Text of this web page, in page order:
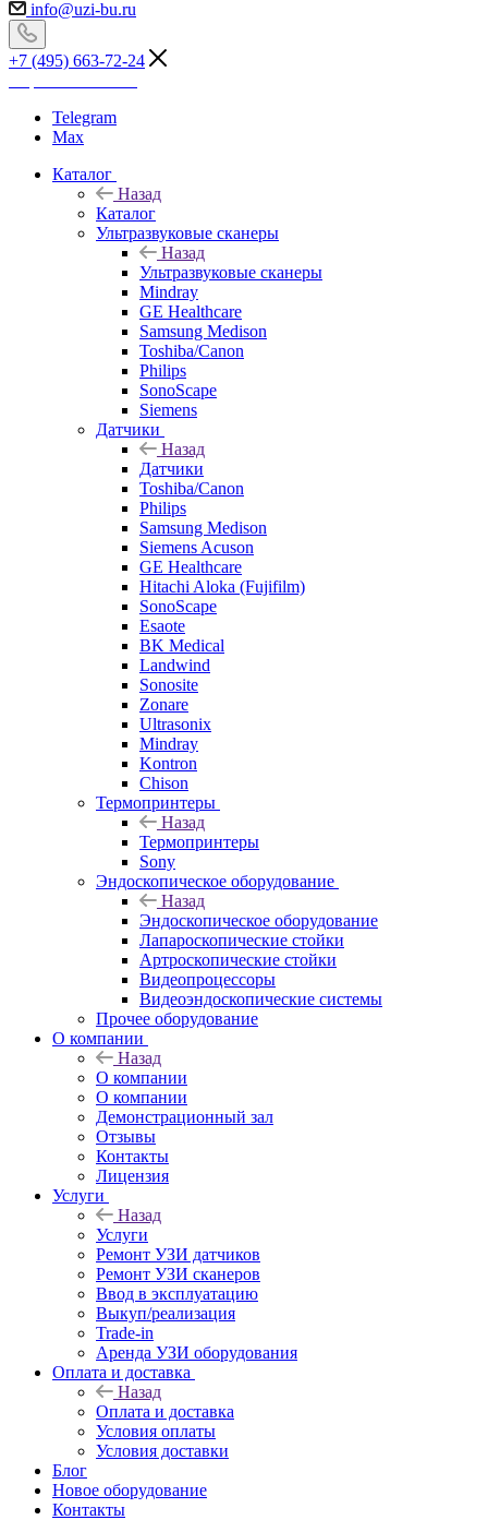
info@uzi-bu.ru
+7 (495) 663-72-24
Telegram
Max
Каталог
Назад
Каталог
Ультразвуковые сканеры
Назад
Ультразвуковые сканеры
Mindray
GE Healthcare
Samsung Medison
Toshiba/Canon
Philips
SonoScape
Siemens
Датчики
Назад
Датчики
Toshiba/Canon
Philips
Samsung Medison
Siemens Acuson
GE Healthcare
Hitachi Aloka (Fujifilm)
SonoScape
Esaote
BK Medical
Landwind
Sonosite
Zonare
Ultrasonix
Mindray
Kontron
Chison
Термопринтеры
Назад
Термопринтеры
Sony
Эндоскопическое оборудование
Назад
Эндоскопическое оборудование
Лапароскопические стойки
Артроскопические стойки
Видеопроцессоры
Видеоэндоскопические системы
Прочее оборудование
О компании
Назад
О компании
О компании
Демонстрационный зал
Отзывы
Контакты
Лицензия
Услуги
Назад
Услуги
Ремонт УЗИ датчиков
Ремонт УЗИ сканеров
Ввод в эксплуатацию
Выкуп/реализация
Trade-in
Аренда УЗИ оборудования
Оплата и доставка
Назад
Оплата и доставка
Условия оплаты
Условия доставки
Блог
Новое оборудование
Контакты